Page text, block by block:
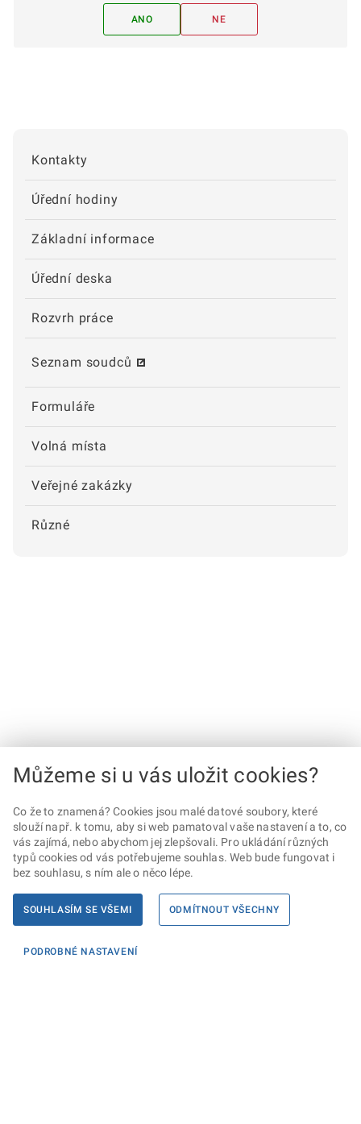
Kontakty
Úřední hodiny
Základní informace
Úřední deska
Rozvrh práce
Seznam soudců
Formuláře
Volná místa
Veřejné zakázky
Různé
ANO NE
Můžeme si u vás uložit cookies?
Co že to znamená? Cookies jsou malé datové soubory, které
slouží např. k tomu, aby si web pamatoval vaše nastavení a to, co
vás zajímá, nebo abychom jej zlepšovali. Pro ukládání různých
typů cookies od vás potřebujeme souhlas. Web bude fungovat i
bez souhlasu, s ním ale o něco lépe.
SOUHLASÍM SE VŠEMI ODMÍTNOUT VŠECHNY
PODROBNÉ NASTAVENÍ